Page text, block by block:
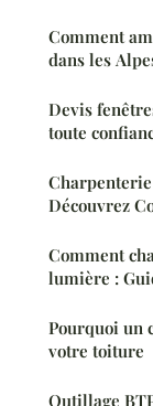
Comment
dans les
Devis
toute
Découvrez
Comment
lumière :
Pourquoi un
votre toiture
Outillage